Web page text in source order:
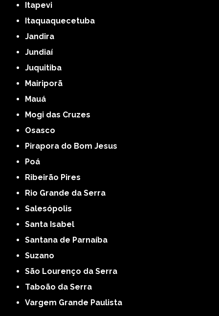
Itapevi
Itaquaquecetuba
Jandira
Jundiaí
Juquitiba
Mairiporã
Mauá
Mogi das Cruzes
Osasco
Pirapora do Bom Jesus
Poá
Ribeirão Pires
Rio Grande da Serra
Salesópolis
Santa Isabel
Santana de Parnaíba
Suzano
São Lourenço da Serra
Taboão da Serra
Vargem Grande Paulista